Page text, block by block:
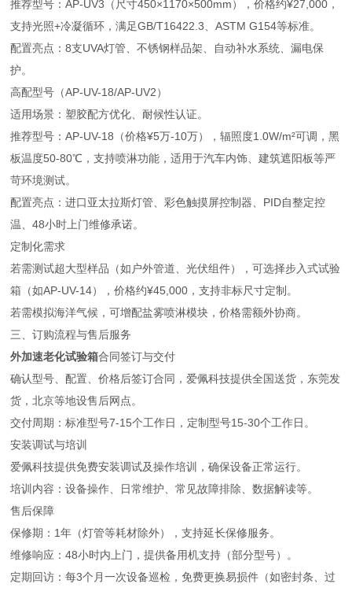
推荐型号：AP-UV3（尺寸450×1170×500mm），价格约¥27,000，
支持光照+冷凝循环，满足GB/T16422.3、ASTM G154等标准。
配置亮点：8支UVA灯管、不锈钢样品架、自动补水系统、漏电保
护。
高配型号（AP-UV-18/AP-UV2）
适用场景：塑胶配方优化、耐候性认证。
推荐型号：AP-UV-18（价格¥5万-10万），辐照度1.0W/m²可调，黑
板温度50-80℃，支持喷淋功能，适用于汽车内饰、建筑遮阳板等严
苛环境测试。
配置亮点：进口亚太拉斯灯管、彩色触摸屏控制器、PID自整定控
温、48小时上门维修承诺。
定制化需求
若需测试超大型样品（如户外管道、光伏组件），可选择步入式试验
箱（如AP-UV-14），价格约¥45,000，支持非标尺寸定制。
若需模拟海洋气候，可增配盐雾喷淋模块，价格需额外协商。
三、订购流程与售后服务
外加速老化试验箱合同签订与交付
确认型号、配置、价格后签订合同，爱佩科技提供全国送货，东莞发
货，北京等地设售后网点。
交付周期：标准型号7-15个工作日，定制型号15-30个工作日。
安装调试与培训
爱佩科技提供免费安装调试及操作培训，确保设备正常运行。
培训内容：设备操作、日常维护、常见故障排除、数据解读等。
售后保障
保修期：1年（灯管等耗材除外），支持延长保修服务。
维修响应：48小时内上门，提供备用机支持（部分型号）。
定期回访：每3个月一次设备巡检，免费更换易损件（如密封条、过